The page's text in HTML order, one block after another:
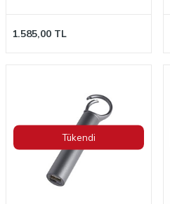
1.585,00 TL
Tükendi